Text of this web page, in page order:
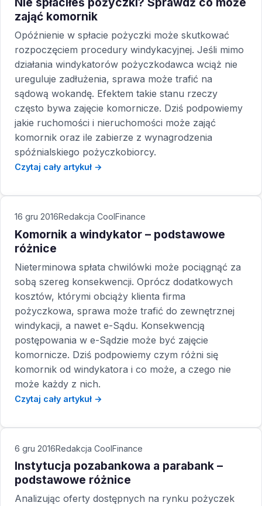
zająć komornik
Opóźnienie w spłacie pożyczki może skutkować
rozpoczęciem procedury windykacyjnej. Jeśli mimo
działania windykatorów pożyczkodawca wciąż nie
ureguluje zadłużenia, sprawa może trafić na
sądową wokandę. Efektem takie stanu rzeczy
często bywa zajęcie komornicze. Dziś podpowiemy
jakie ruchomości i nieruchomości może zająć
komornik oraz ile zabierze z wynagrodzenia
spóźnialskiego pożyczkobiorcy.
Czytaj cały artykuł →
16 gru 2016Redakcja CoolFinance
Komornik a windykator – podstawowe
różnice
Nieterminowa spłata chwilówki może pociągnąć za
sobą szereg konsekwencji. Oprócz dodatkowych
kosztów, którymi obciąży klienta firma
pożyczkowa, sprawa może trafić do zewnętrznej
windykacji, a nawet e-Sądu. Konsekwencją
postępowania w e-Sądzie może być zajęcie
komornicze. Dziś podpowiemy czym różni się
komornik od windykatora i co może, a czego nie
może każdy z nich.
Czytaj cały artykuł →
6 gru 2016Redakcja CoolFinance
Instytucja pozabankowa a parabank –
podstawowe różnice
Analizując oferty dostępnych na rynku pożyczek